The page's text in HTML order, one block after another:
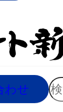
わせ
検
索